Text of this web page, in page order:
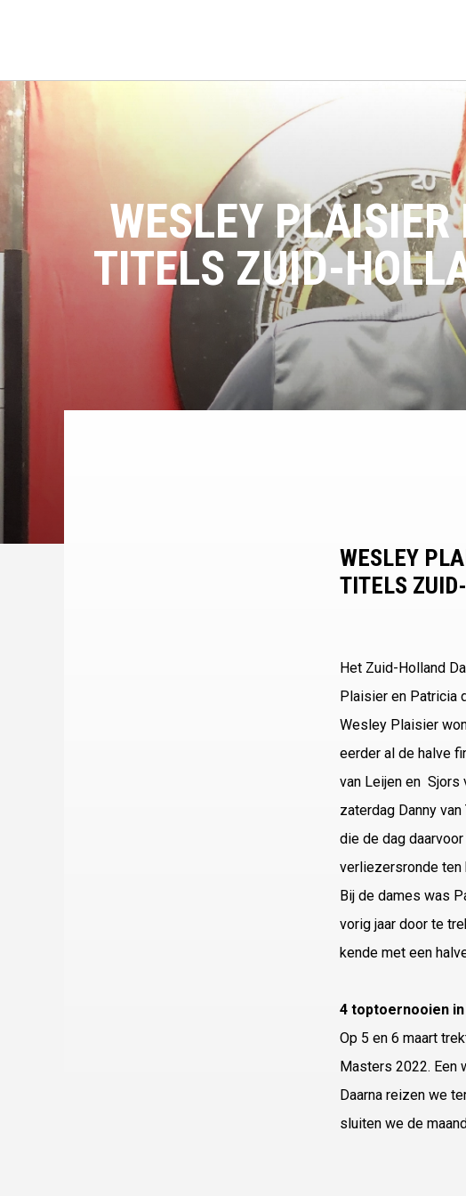
WESLEY
TITELS ZUID-
WESLEY
TITELS
Het Zuid-Holland
Plaisier en Patricia
Wesley Plaisier
eerder al de halve
van Leijen en Sjors
zaterdag Danny
die de dag
verliezersronde ten
Bij de dames was
vorig jaar door te
kende met een
4 toptoernooien
Op 5 en 6 maart
Masters 2022. Een
Daarna reizen we
sluiten we de